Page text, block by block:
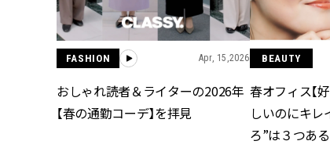
FASHION Apr, 15,2026
おしゃれ読者＆ライターの2026年
【春の通勤コーデ】を拝見
BEAUTY
春オフィス【
しいのにキレ
ろ”は３つある